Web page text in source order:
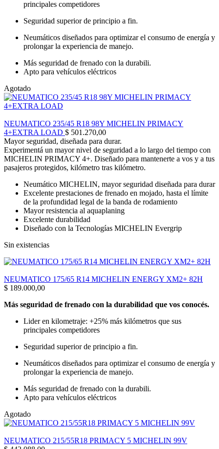
principales competidores
Seguridad superior de principio a fin.
Neumáticos diseñados para optimizar el consumo de energía y
prolongar la experiencia de manejo.
Más seguridad de frenado con la durabili.
Apto para vehículos eléctricos
Agotado
NEUMATICO 235/45 R18 98Y MICHELIN PRIMACY
4+EXTRA LOAD $ 501.270,00
Mayor seguridad, diseñada para durar.
Experimentá un mayor nivel de seguridad a lo largo del tiempo con
MICHELIN PRIMACY 4+. Diseñado para mantenerte a vos y a tus
pasajeros protegidos, kilómetro tras kilómetro.
Neumático MICHELIN, mayor seguridad diseñada para durar
Excelente prestaciones de frenado en mojado, hasta el límite
de la profundidad legal de la banda de rodamiento
Mayor resistencia al aquaplaning
Excelente durabilidad
Diseñado con la Tecnologías MICHELIN Evergrip
Sin existencias
NEUMATICO 175/65 R14 MICHELIN ENERGY XM2+ 82H
$ 189.000,00
Más seguridad de frenado con la durabilidad que vos conocés.
Lider en kilometraje: +25% más kilómetros que sus
principales competidores
Seguridad superior de principio a fin.
Neumáticos diseñados para optimizar el consumo de energía y
prolongar la experiencia de manejo.
Más seguridad de frenado con la durabili.
Apto para vehículos eléctricos
Agotado
NEUMATICO 215/55R18 PRIMACY 5 MICHELIN 99V